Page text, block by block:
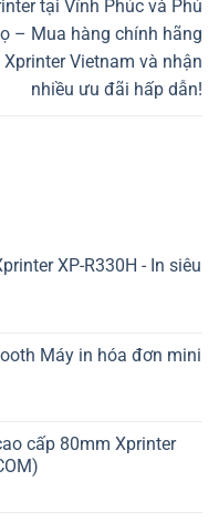
tại Vĩnh Phúc và Phú
– Mua hàng chính hãng
Vietnam và nhận
nhiều ưu đãi hấp dẫn!
XP-R330H - In siêu
Máy in hóa đơn mini
cấp 80mm Xprinter